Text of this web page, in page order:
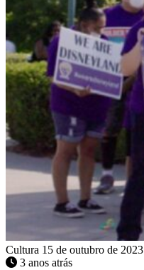
Cultura 15 de outubro de 2023
3 anos atrás